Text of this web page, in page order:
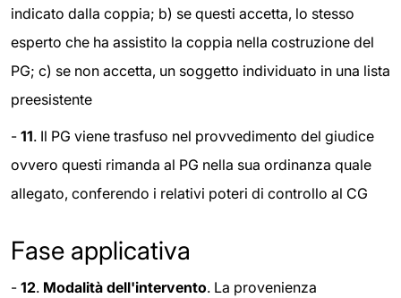
indicato dalla coppia; b) se questi accetta, lo stesso
esperto che ha assistito la coppia nella costruzione del
PG; c) se non accetta, un soggetto individuato in una lista
preesistente
- 11. Il PG viene trasfuso nel provvedimento del giudice
ovvero questi rimanda al PG nella sua ordinanza quale
allegato, conferendo i relativi poteri di controllo al CG
Fase applicativa
- 12. Modalità dell'intervento. La provenienza